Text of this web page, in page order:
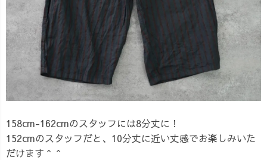
158cm-162cmのスタッフには8分丈に！
152cmのスタッフだと、10分丈に近い丈感でお楽しみいた
だけます＾＾